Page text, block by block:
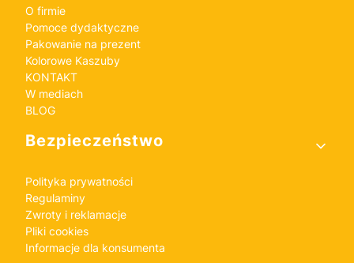
O firmie
Pomoce dydaktyczne
Pakowanie na prezent
Kolorowe Kaszuby
KONTAKT
W mediach
BLOG
Bezpieczeństwo
Polityka prywatności
Regulaminy
Zwroty i reklamacje
Pliki cookies
Informacje dla konsumenta